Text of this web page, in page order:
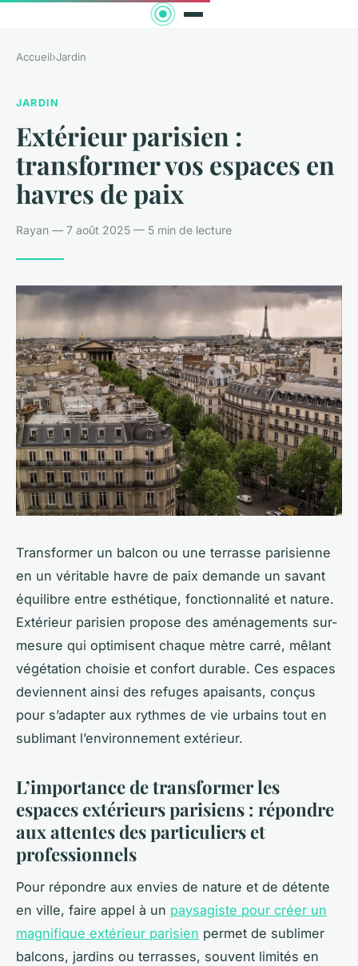
Accueil›Jardin
JARDIN
Extérieur parisien :
transformer vos espaces en
havres de paix
Rayan — 7 août 2025 — 5 min de lecture
Transformer un balcon ou une terrasse parisienne
en un véritable havre de paix demande un savant
équilibre entre esthétique, fonctionnalité et nature.
Extérieur parisien propose des aménagements sur-
mesure qui optimisent chaque mètre carré, mêlant
végétation choisie et confort durable. Ces espaces
deviennent ainsi des refuges apaisants, conçus
pour s’adapter aux rythmes de vie urbains tout en
sublimant l’environnement extérieur.
L’importance de transformer les
espaces extérieurs parisiens : répondre
aux attentes des particuliers et
professionnels
Pour répondre aux envies de nature et de détente
en ville, faire appel à un paysagiste pour créer un
magnifique extérieur parisien permet de sublimer
balcons, jardins ou terrasses, souvent limités en